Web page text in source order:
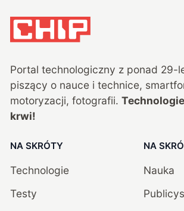
Portal technologiczny z ponad 29-
piszący o nauce i technice,
motoryzacji, fotografii.
krwi!
NA SKRÓTY
Technologie
Testy
NA
Nauka